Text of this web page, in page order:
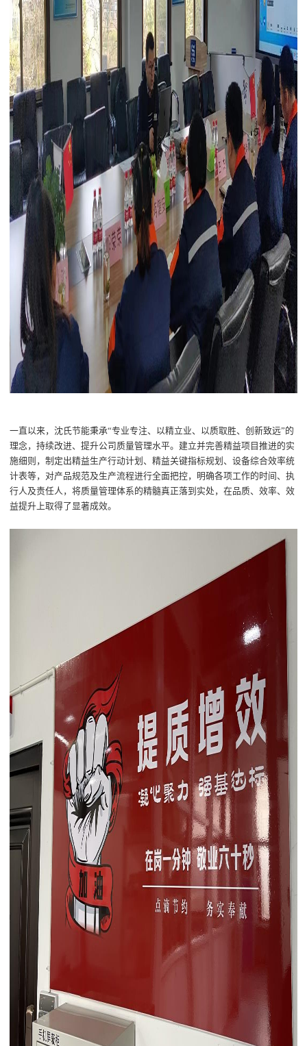
一直以来，沈氏节能秉承“专业专注、以精立业、以质取胜、创新致远”的
理念 ，持续改进、提升公司 质量管理水平。建立并完善精益项目推进的实
施细则，制定出精益生产行动计划、精益关键指标规划、设备综合效率统
计表等，对产品规范及生产流程进行全面把控，明确各项工作的时间、执
行人及责任人，将质量管理体系的精髓真正落到实处，在品质、效率、效
益提升上取得了显著成效。